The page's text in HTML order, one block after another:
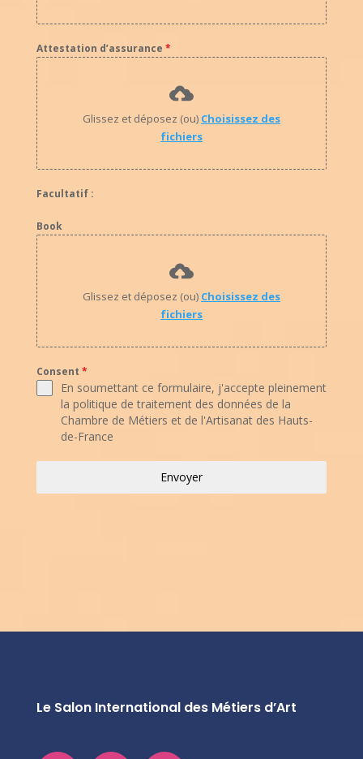
Attestation d’assurance *
Glissez et déposez (ou) Choisissez des
fichiers
Facultatif :
Book
Glissez et déposez (ou) Choisissez des
fichiers
Consent *
En soumettant ce formulaire, j'accepte pleinement
la politique de traitement des données de la
Chambre de Métiers et de l'Artisanat des Hauts-
de-France
Envoyer
Le Salon International des Métiers d’Art